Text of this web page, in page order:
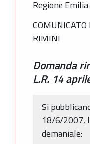
Regione
COMUNICATO
RIMINI
Domanda
L.R. 14
Si
18/6/2007,
demaniale: